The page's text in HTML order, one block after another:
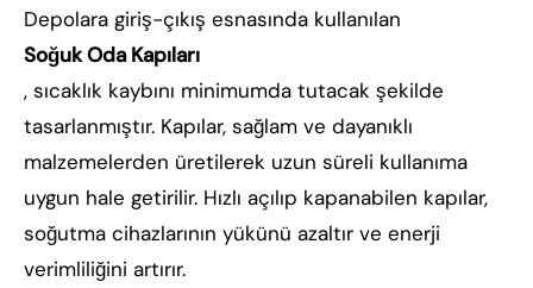
Depolara giriş-çıkış esnasında kullanılan
Soğuk Oda Kapıları
, sıcaklık kaybını minimumda tutacak şekilde
tasarlanmıştır. Kapılar, sağlam ve dayanıklı
malzemelerden üretilerek uzun süreli kullanıma
uygun hale getirilir. Hızlı açılıp kapanabilen kapılar,
soğutma cihazlarının yükünü azaltır ve enerji
verimliliğini artırır.